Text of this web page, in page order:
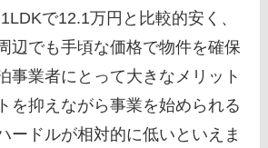
で12.1万円と比較的安く、
辺でも手頃な価格で物件を確保
事業者にとって大きなメリット
を抑えながら事業を始められる
ードルが相対的に低いといえま